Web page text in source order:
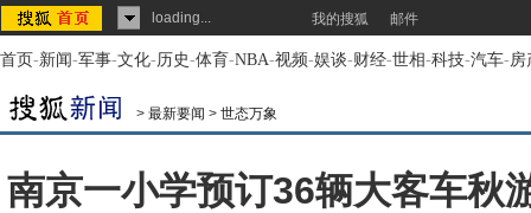
loading... 我的搜狐 邮件
首页-新闻-军事-文化-历史-体育-NBA-视频-娱谈-财经-世相-科技-汽车-房
> 最新要闻 > 世态万象
南京一小学预订36辆大客车秋